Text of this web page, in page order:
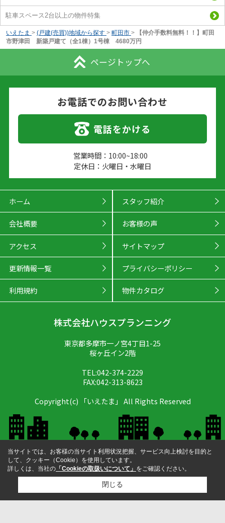
駐車スペース2台以上の物件特集
いえたま > (戸建(売買))地域から探す > 町田市 >
【仲介手数料無料！！】町田
市野津田 新築戸建て（全1棟）1号棟 4680万円
ページトップへ
お電話でのお問い合わせ
電話をかける
営業時間：10:00~18:00
定休日：火曜日・水曜日
ホーム スタッフ紹介
会社概要 お客様の声
アクセス サイトマップ
更新情報一覧 プライバシーポリシー
利用規約 物件カタログ
株式会社ハウスプランニング
東京都多摩市一ノ宮4丁目1-25
桜ヶ丘イン2階
TEL:042-374-2229
FAX:042-313-8623
Copyright(c) 「いえたま」 All Rights Reserved
当サイトでは、お客様の当サイト利用状況把握、サービス向上検討を目的と
して、クッキー（Cookie）を使用しています。
詳しくは、当社の 「Cookieの取扱いについて」 をご確認ください。
閉じる